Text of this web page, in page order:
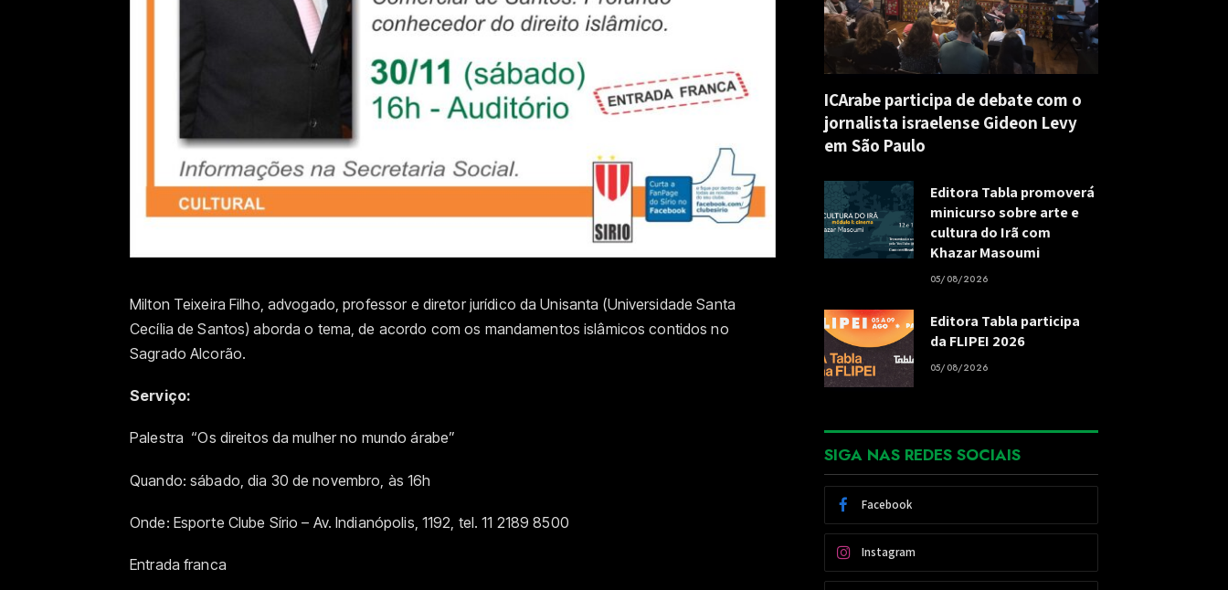
Milton Teixeira Filho, advogado, professor e diretor jurídico da Unisanta (Universidade Santa
Cecília de Santos) aborda o tema, de acordo com os mandamentos islâmicos contidos no
Sagrado Alcorão.
Serviço:
Palestra “Os direitos da mulher no mundo árabe”
Quando: sábado, dia 30 de novembro, às 16h
Onde: Esporte Clube Sírio – Av. Indianópolis, 1192, tel. 11 2189 8500
Entrada franca
ICArabe participa de debate com o
jornalista israelense Gideon Levy
em São Paulo
Editora Tabla promoverá
minicurso sobre arte e
cultura do Irã com
Khazar Masoumi
05/08/2026
Editora Tabla participa
da FLIPEI 2026
05/08/2026
SIGA NAS REDES SOCIAIS
Facebook
Instagram